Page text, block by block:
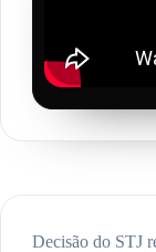
Decisão do STJ